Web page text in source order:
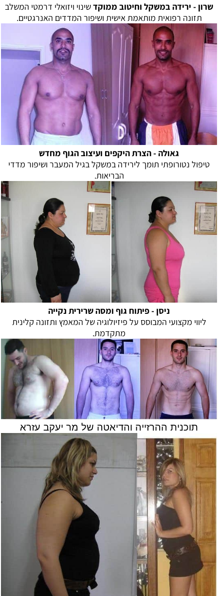
שרון - ירידה במשקל וחיטוב ממוקדשינוי ויזואלי דרמטי המשלב
תזונה רפואית מותאמת אישית ושיפור המדדים האנרגטיים.
גאולה -הצרת היקפים ועיצוב הגוף מחדש
טיפול נטורופתי תומך לירידה במשקל בגיל המעבר ושיפור מדדי
הבריאות.
ניסן -פיתוח גוף ומסה שרירית נקייה
ליווי מקצועי המבוסס על פיזיולוגיה של המאמץ ותזונה קלינית
מתקדמת.
תוכנית ההרזייה והדיאטה של מר יעקב עזרא